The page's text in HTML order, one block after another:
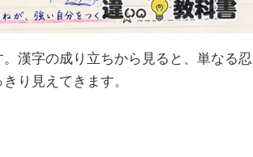
漢字の成り立ちから見ると、単なる忍
り見えてきます。